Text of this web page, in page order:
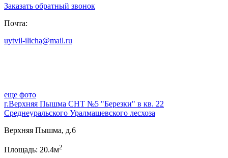
Заказать обратный звонок
Почта:
uytvil-ilicha@mail.ru
еще фото
г.Верхняя Пышма СНТ №5 "Березки" в кв. 22
Среднеуральского Уралмашевского лесхоза
Верхняя Пышма, д.6
Площадь: 20.4м2